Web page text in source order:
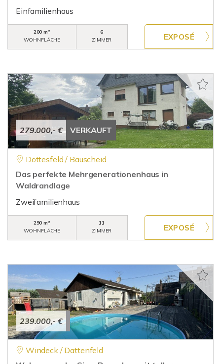
Einfamilienhaus
200 m²
WOHNFLÄCHE
6
ZIMMER
279.000,- € VERKAUFT
Döttesfeld / Bauscheid
Das perfekte Mehrgenerationenhaus in
Waldrandlage
Zweifamilienhaus
290 m²
WOHNFLÄCHE
11
ZIMMER
239.000,- €
Windeck / Dattenfeld